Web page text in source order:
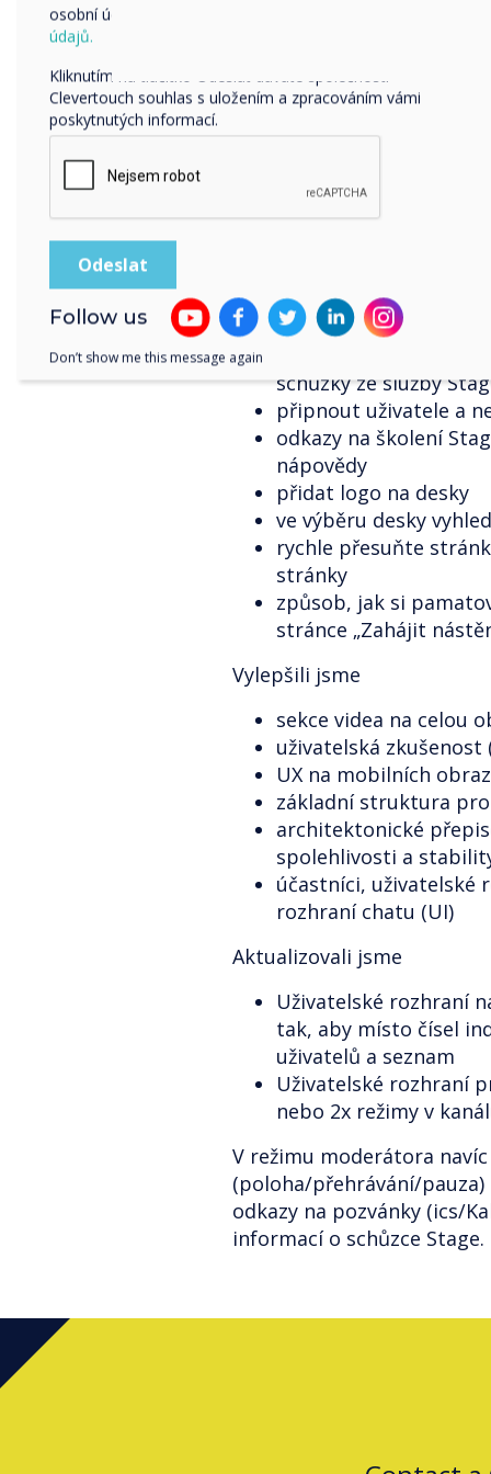
sdílet desku jako PDF
zobrazení mřížky v
možnost použít
loga desky (kromě
exportujte desku
úložiště Dropbox,
nahrajte obsah ze
stahujte dokumenty
PDF, DOC, DOCX, PPT
změnit tloušťku tahů
vyberte kontakty ze
schůzky ze služby
připnout uživatele a
odkazy na školení
nápovědy
přidat logo na desky
ve výběru desky
rychle přesuňte
stránky
způsob, jak si
stránce „Zahájit
Vylepšili jsme
sekce videa na celou
uživatelská
UX na mobilních
základní struktura
architektonické
spolehlivosti a
účastníci, uživatelské
rozhraní chatu (UI)
Aktualizovali jsme
Uživatelské rozhraní
tak, aby místo čísel
uživatelů a seznam
Uživatelské rozhraní
nebo 2x režimy v
V režimu moderátora
(poloha/přehrávání/
odkazy na pozvánky (ics/
informací o schůzce Stage.
osobní údaje, najdete v našich zásadách ochrany
údajů.
Kliknutím na tlačítko Odeslat dáváte společnosti
Clevertouch souhlas s uložením a zpracováním vámi
poskytnutých informací.
Follow us
Don’t show me this message again